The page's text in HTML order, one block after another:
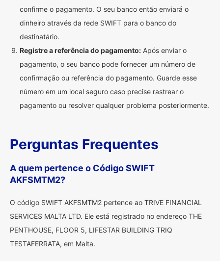
confirme o pagamento. O seu banco então enviará o
dinheiro através da rede SWIFT para o banco do
destinatário.
Registre a referência do pagamento: Após enviar o
pagamento, o seu banco pode fornecer um número de
confirmação ou referência do pagamento. Guarde esse
número em um local seguro caso precise rastrear o
pagamento ou resolver qualquer problema posteriormente.
Perguntas Frequentes
A quem pertence o Código SWIFT
AKFSMTM2?
O código SWIFT AKFSMTM2 pertence ao TRIVE FINANCIAL
SERVICES MALTA LTD. Ele está registrado no endereço THE
PENTHOUSE, FLOOR 5, LIFESTAR BUILDING TRIQ
TESTAFERRATA, em Malta.